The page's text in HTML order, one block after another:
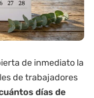
de inmediato la
de trabajadores
días de